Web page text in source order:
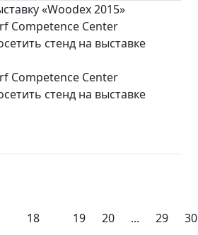
«Woodex 2015»
Competence Center
стенд на выставке
Competence Center
стенд на выставке
18 19 20 ... 29 30